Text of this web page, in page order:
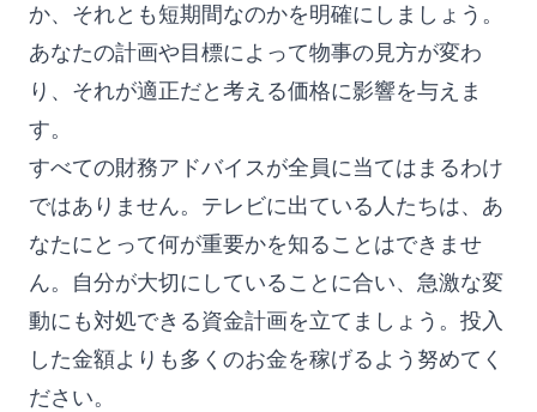
か、それとも短期間なのかを明確にしましょう。
あなたの計画や目標によって物事の見方が変わ
り、それが適正だと考える価格に影響を与えま
す。
すべての財務アドバイスが全員に当てはまるわけ
ではありません。テレビに出ている人たちは、あ
なたにとって何が重要かを知ることはできませ
ん。自分が大切にしていることに合い、急激な変
動にも対処できる資金計画を立てましょう。投入
した金額よりも多くのお金を稼げるよう努めてく
ださい。